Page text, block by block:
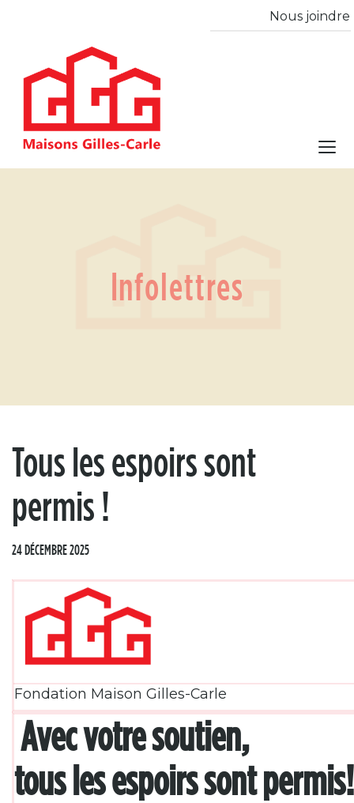
Nous joindre
Infolettres
Tous les espoirs sont
permis !
24 DÉCEMBRE 2025
Fondation Maison Gilles-Carle
Avec votre soutien,
tous les espoirs sont permis!